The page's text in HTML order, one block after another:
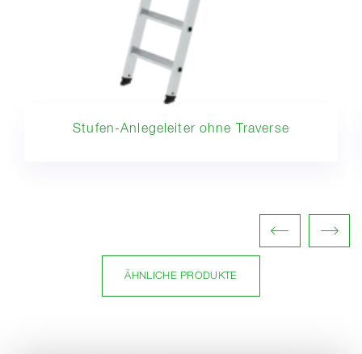
Stufen-Anlegeleiter ohne Traverse
ÄHNLICHE PRODUKTE